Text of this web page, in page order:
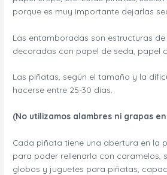
porque es muy importante dejarlas
Las entamboradas son estructuras
decoradas con papel de seda, papel
Las piñatas, según el tamaño y la
hacerse entre 25-30 días.
(No utilizamos alambres ni grapas
Cada piñata tiene una abertura en la
para poder rellenarla con caramelos,
globos y juguetes para piñatas,